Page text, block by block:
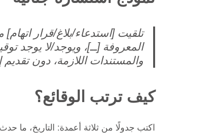
تلقيت [استدعاء/بلاغ/قرار اتهام]
المعروفة [ــ]، ويوجد/لا يوجد
والمستندات اللازمة، دون
كيف ترتب الوقائع؟
اكتب جدولًا من ثلاثة أعمدة: التاريخ، ما